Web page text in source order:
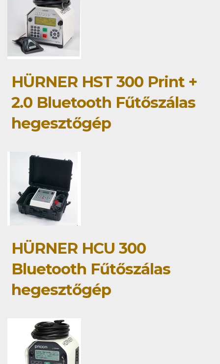
HÜRNER HST 300 Print +
2.0 Bluetooth Fűtőszálas
hegesztőgép
HÜRNER HCU 300
Bluetooth Fűtőszálas
hegesztőgép